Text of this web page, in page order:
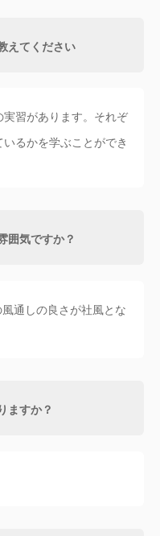
えてください
習があります。それぞ
るかを学ぶことができ
囲気ですか？
通しの良さが社風とな
ますか？